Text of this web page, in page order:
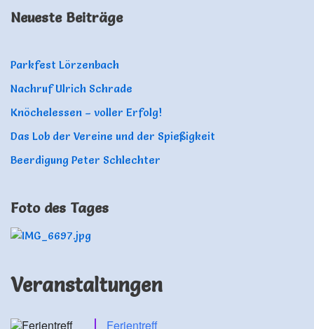
Neueste Beiträge
Parkfest Lörzenbach
Nachruf Ulrich Schrade
Knöchelessen – voller Erfolg!
Das Lob der Vereine und der Spießigkeit
Beerdigung Peter Schlechter
Foto des Tages
Veranstaltungen
Ferientreff